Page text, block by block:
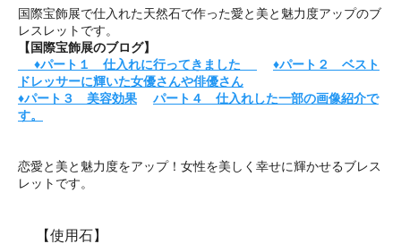
国際宝飾展で仕入れた天然石で作った愛と美と魅力度アップのブ
レスレットです。
【国際宝飾展のブログ】
♦パート１ 仕入れに行ってきました
♦パート２ ベスト
ドレッサーに輝いた女優さんや俳優さん
♦パート３ 美容効果
パート４ 仕入れした一部の画像紹介で
す。
恋愛と美と魅力度をアップ！女性を美しく幸せに輝かせるブレス
レットです。
【使用石】